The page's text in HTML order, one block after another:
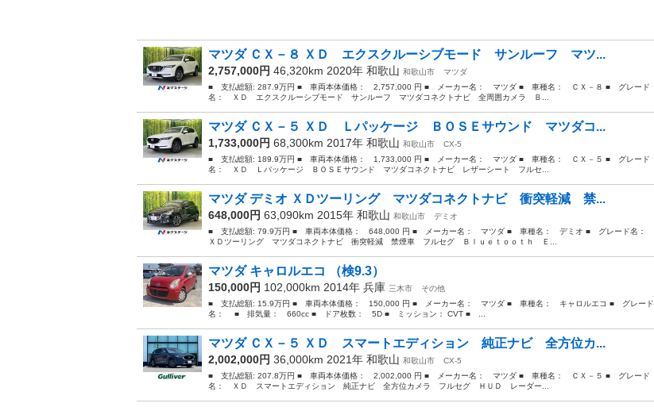
マツダ ＣＸ－８ ＸＤ エクスクルーシブモード サンルーフ マツ...
2,757,000円 46,320km 2020年 和歌山 和歌山市
マツダ
■ 支払総額: 287.9万円 ■ 車両本体価格： 2,757,000 円 ■ メーカー名： マツダ ■ 車種名： ＣＸ－８ ■ グレード
名： ＸＤ エクスクルーシブモード サンルーフ マツダコネクトナビ 全周囲カメラ Ｂ...
マツダ ＣＸ－５ ＸＤ Ｌパッケージ ＢＯＳＥサウンド マツダコ...
1,733,000円 68,300km 2017年 和歌山 和歌山市
CX-5
■ 支払総額: 189.9万円 ■ 車両本体価格： 1,733,000 円 ■ メーカー名： マツダ ■ 車種名： ＣＸ－５ ■ グレード
名： ＸＤ Ｌパッケージ ＢＯＳＥサウンド マツダコネクトナビ レザーシート フルセ...
マツダ デミオ ＸＤツーリング マツダコネクトナビ 衝突軽減 禁...
648,000円 63,090km 2015年 和歌山 和歌山市
デミオ
■ 支払総額: 79.9万円 ■ 車両本体価格： 648,000 円 ■ メーカー名： マツダ ■ 車種名： デミオ ■ グレード名：
ＸＤツーリング マツダコネクトナビ 衝突軽減 禁煙車 フルセグ Ｂｌｕｅｔｏｏｔｈ Ｅ...
マツダ キャロルエコ （検9.3）
150,000円 102,000km 2014年 兵庫 三木市
その他
■ 支払総額: 15.9万円 ■ 車両本体価格： 150,000 円 ■ メーカー名： マツダ ■ 車種名： キャロルエコ ■ グレード
名： ■ 排気量： 660cc ■ ドア枚数： 5D ■ ミッション： CVT ■ ...
マツダ ＣＸ－５ ＸＤ スマートエディション 純正ナビ 全方位カ...
2,002,000円 36,000km 2021年 和歌山 和歌山市
CX-5
■ 支払総額: 207.8万円 ■ 車両本体価格： 2,002,000 円 ■ メーカー名： マツダ ■ 車種名： ＣＸ－５ ■ グレード
名： ＸＤ スマートエディション 純正ナビ 全方位カメラ フルセグ ＨＵＤ レーダー...